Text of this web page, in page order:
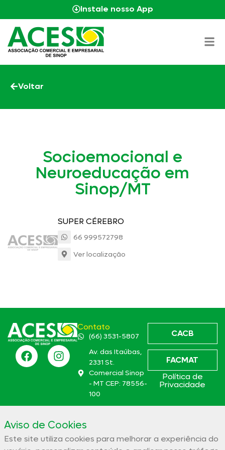
Instale nosso App
Voltar
Socioemocional e
Neuroeducação em
Sinop/MT
SUPER CÉREBRO
66 999572798
Ver localização
Contato
(66) 3531-5807
Av. das Itaúbas,
2331 St.
Comercial Sinop
- MT CEP: 78556-
100
CACB
FACMAT
Política de
Privacidade
Associação Comercial e Empresarial de Sinop – ACES
Aviso de Cookies
Este site utiliza cookies para melhorar a experiência do